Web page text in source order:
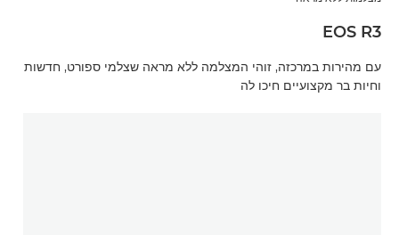
EOS R3
עם מהירות במרכזה, זוהי המצלמה ללא מראה שצלמי ספורט, חדשות
וחיות בר מקצועיים חיכו לה